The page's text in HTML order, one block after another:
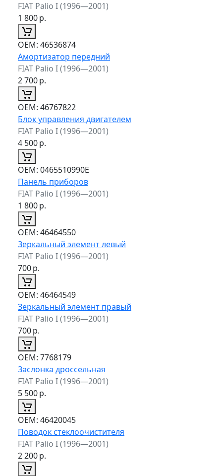
FIAT Palio I (1996—2001)
1 800р.
ОЕМ: 46536874
Амортизатор передний
FIAT Palio I (1996—2001)
2 700р.
ОЕМ: 46767822
Блок управления двигателем
FIAT Palio I (1996—2001)
4 500р.
ОЕМ: 0465510990E
Панель приборов
FIAT Palio I (1996—2001)
1 800р.
ОЕМ: 46464550
Зеркальный элемент левый
FIAT Palio I (1996—2001)
700р.
ОЕМ: 46464549
Зеркальный элемент правый
FIAT Palio I (1996—2001)
700р.
ОЕМ: 7768179
Заслонка дроссельная
FIAT Palio I (1996—2001)
5 500р.
ОЕМ: 46420045
Поводок стеклоочистителя
FIAT Palio I (1996—2001)
2 200р.